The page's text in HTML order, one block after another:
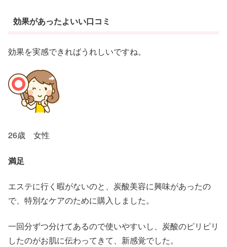
効果があったよいい口コミ
効果を実感できればうれしいですね。
26歳 女性
満足
エステに行く暇がないのと、炭酸美容に興味があったの
で、特別なケアのために購入しました。
一回分ずつ分けてあるので使いやすいし、炭酸のピリピリ
したのがお肌に伝わってきて、新感覚でした。